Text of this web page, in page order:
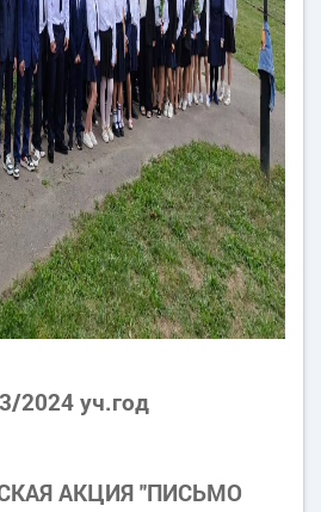
2024 уч.год
АКЦИЯ "ПИСЬМО